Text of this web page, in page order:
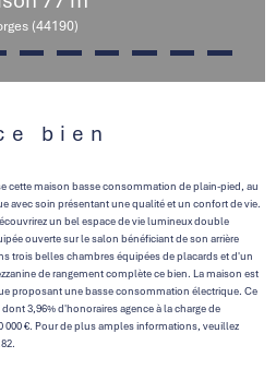
(44190)
bien
cette maison basse consommation de plain-pied, au
avec soin présentant une qualité et un confort de vie.
un bel espace de vie lumineux double
ouverte sur le salon bénéficiant de son arrière
trois belles chambres équipées de placards et d'un
de rangement complète ce bien. La maison est
proposant une basse consommation électrique. Ce
3,96% d'honoraires agence à la charge de
000 €. Pour de plus amples informations, veuillez